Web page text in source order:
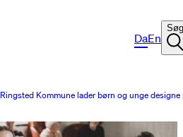
DaEn
Søg
Ringsted Kommune lader børn og unge